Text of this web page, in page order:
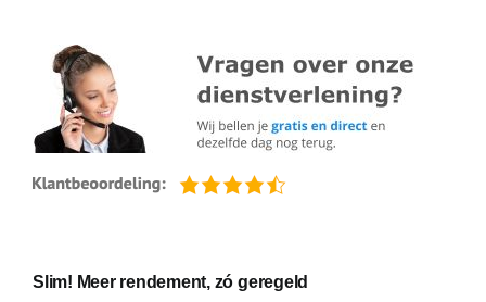
Slim! Meer rendement, zó geregeld